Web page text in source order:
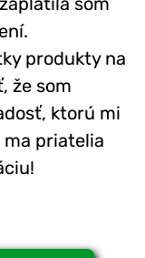
produkty na
že som
ktorú mi
ma priatelia